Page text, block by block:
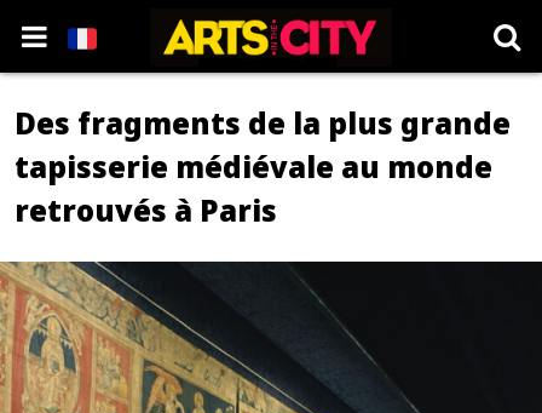
Des fragments de la plus grande
tapisserie médiévale au monde
retrouvés à Paris